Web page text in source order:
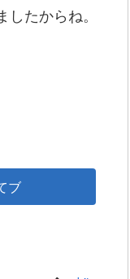
たからね。
ブ